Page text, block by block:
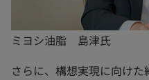
ミヨシ油脂 島津氏
さらに、構想実現に向けた